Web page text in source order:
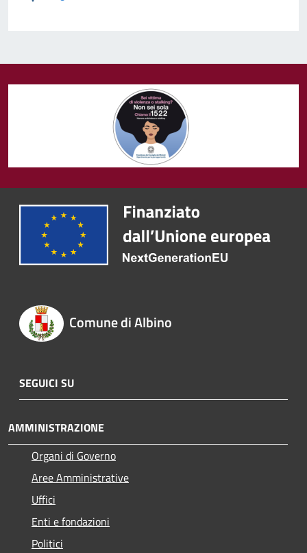
Comune di Albino
SEGUICI SU
AMMINISTRAZIONE
Organi di Governo
Aree Amministrative
Uffici
Enti e fondazioni
Politici